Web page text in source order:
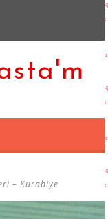
– Kurabiye